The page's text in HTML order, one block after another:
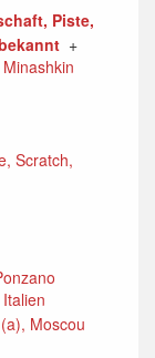
Piste,
+
Scratch,
Moscou